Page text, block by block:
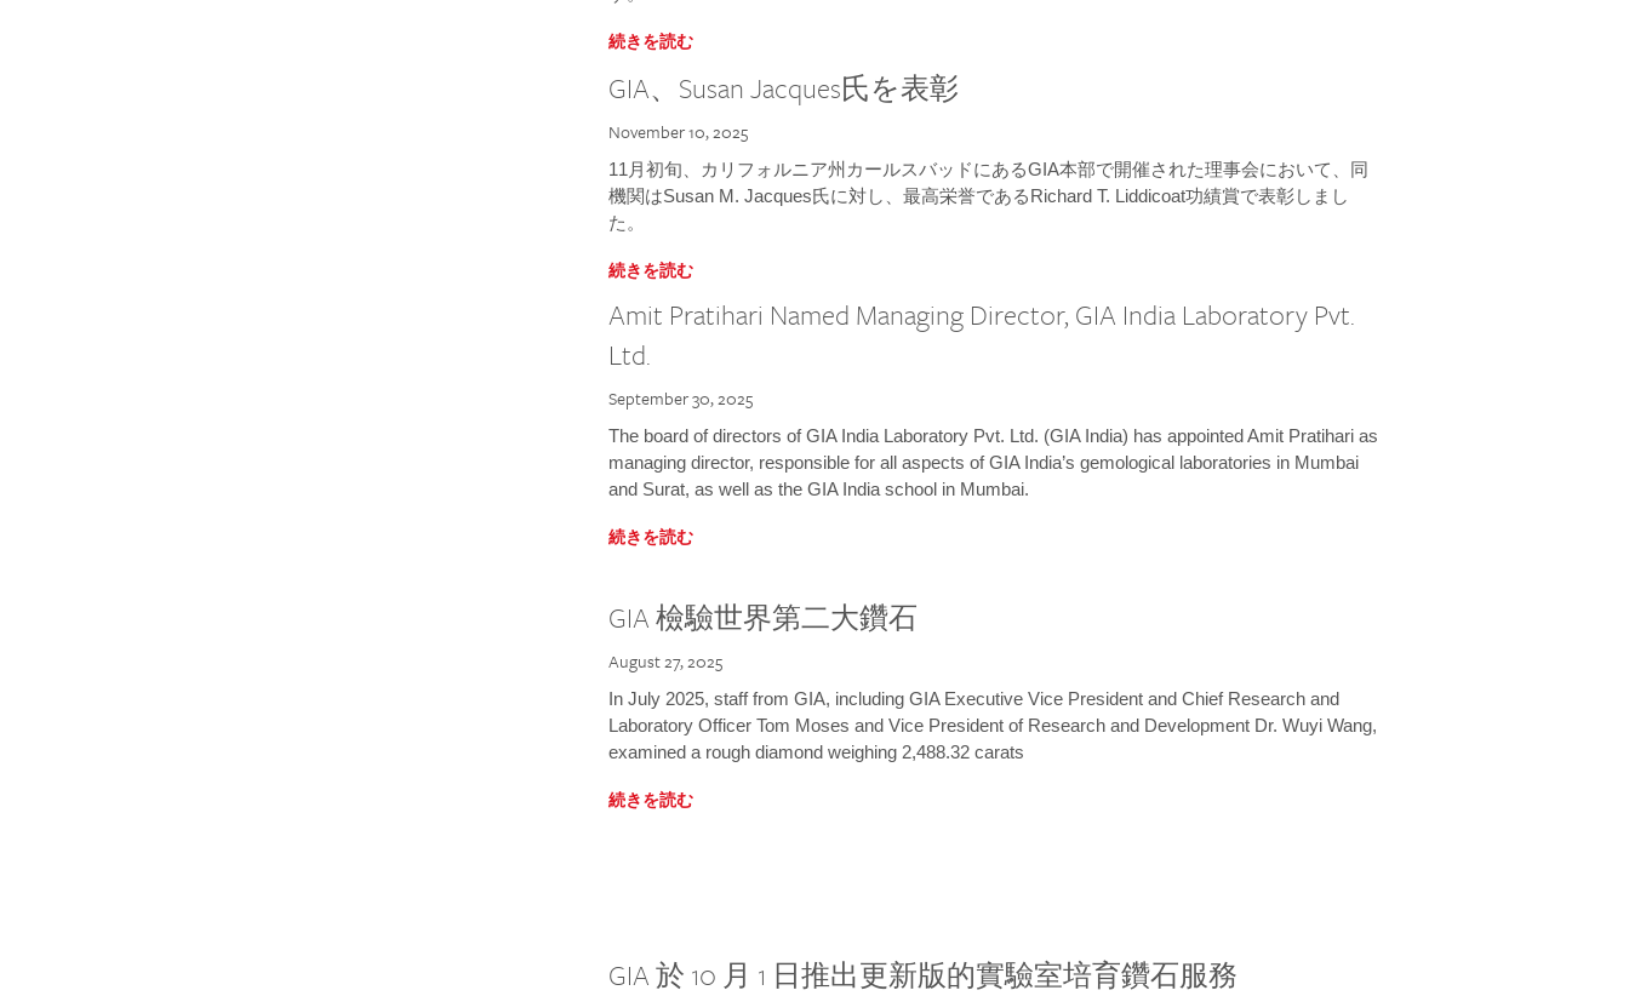
続きを読む
GIA、Susan Jacques氏を表彰
November 10, 2025
11月初旬、カリフォルニア州カールスバッドにあるGIA本部で開催された理事会において、同
機関はSusan M. Jacques氏に対し、最高栄誉であるRichard T. Liddicoat功績賞で表彰しまし
た。
続きを読む
Amit Pratihari Named Managing Director, GIA India Laboratory Pvt.
Ltd.
September 30, 2025
The board of directors of GIA India Laboratory Pvt. Ltd. (GIA India) has appointed Amit Pratihari as
managing director, responsible for all aspects of GIA India’s gemological laboratories in Mumbai
and Surat, as well as the GIA India school in Mumbai.
続きを読む
GIA 檢驗世界第二大鑽石
August 27, 2025
In July 2025, staff from GIA, including GIA Executive Vice President and Chief Research and
Laboratory Officer Tom Moses and Vice President of Research and Development Dr. Wuyi Wang,
examined a rough diamond weighing 2,488.32 carats
続きを読む
GIA 於 10 月 1 日推出更新版的實驗室培育鑽石服務